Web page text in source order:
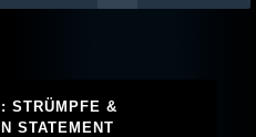
STRÜMPFE &
STATEMENT